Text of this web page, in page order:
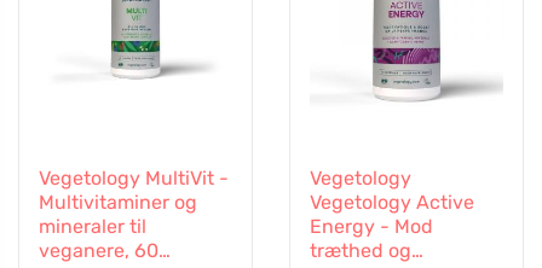
Vegetology MultiVit -
Multivitaminer og
mineraler til
veganere, 60
Vegetology
Vegetology Active
Energy - Mod
træthed og